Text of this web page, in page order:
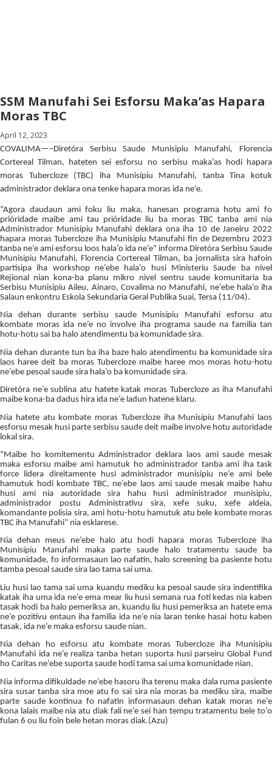
SSM Manufahi Sei Esforsu Maka’as Hapara
Moras TBC
April 12, 2023
COVALIMA—–Diretóra Serbisu Saude Munisipiu Manufahi, Florencia
Cortereal Tilman, hateten sei esforsu no serbisu maka’as hodi hapara
moras Tubercloze (TBC) iha Munisípiu Manufahi, tanba Tina kotuk
administrador deklara ona tenke hapara moras ida ne’e.
“Agora daudaun ami foku liu maka, hanesan programa hotu ami fo
prióridade maibe ami tau prióridade liu ba moras TBC tanba ami nia
Administrador Munisipiu Manufahi deklara ona iha 10 de Janeiru 2022
hapara moras Tubercloze iha Munisipiu Manufahi fin de Dezembru 2023
tanba ne’e ami esforsu loos hala’o ida ne’e” informa Diretóra Serbisu Saude
Munisipiu Manufahi, Florencia Cortereal Tilman, ba jornalista sira hafoin
partisipa iha workshop ne’ebe hala’o husi Ministeriu Saude ba nivel
Rejional nian kona-ba planu mikro nivel sentru saude komunitaria ba
Serbisu Munisipiu Aileu, Ainaro, Covalima no Manufahi, ne’ebe hala’o iha
Salaun enkontru Eskola Sekundaria Geral Publika Suai, Tersa (11/04).
Nia dehan durante serbisu saude Munisípiu Manufahi esforsu atu
kombate moras ida ne’e no involve iha programa saude na familia tan
hotu-hotu sai ba halo atendimentu ba komunidade sira.
Nia dehan durante tun ba iha baze halo atendimentu ba komunidade sira
laos haree deit ba moras Tubercloze maibe haree mos moras hotu-hotu
ne’ebe pesoal saude sira hala’o ba komunidade sira.
Diretóra ne’e sublina atu hatete katak moras Tubercloze as iha Manufahi
maibe kona-ba dadus hira ida ne’e ladun hatene klaru.
Nia hatete atu kombate moras Tubercloze iha Munisípiu Manufahi laos
esforsu mesak husi parte serbisu saude deit maibe involve hotu autoridade
lokal sira.
“Maibe ho komitementu Administrador deklara laos ami saude mesak
maka esforsu maibe ami hamutuk ho administrador tanba ami iha task
force lidera direitamente husi administrador munisipiu ne’e ami bele
hamutuk hodi kombate TBC, ne’ebe laos ami saude mesak maibe hahu
husi ami nia autoridade sira hahu husi administrador munisipiu,
administrador postu Administrativu sira, xefe suku, xefe aldeia,
komandante polisia sira, ami hotu-hotu hamutuk atu bele kombate moras
TBC iha Manufahi” nia esklarese.
Nia dehan meus ne’ebe halo atu hodi hapara moras Tubercloze iha
Munisípiu Manufahi maka parte saude halo tratamentu saude ba
komunidade, fo informasaun lao nafatin, halo screening ba pasiente hotu
tamba pesoal saude sira lao tama sai uma.
Liu husi lao tama sai uma kuandu mediku ka pesoal saude sira indentifika
katak iha uma ida ne’e ema mear liu husi semana rua foti kedas nia kaben
tasak hodi ba halo pemeriksa an, kuandu liu husi pemeriksa an hatete ema
ne’e pozitivu entaun iha familia ida ne’e nia laran tenke hasai hotu kaben
tasak, ida ne’e maka esforsu saude nian.
Nia dehan ho esforsu atu kombate moras Tubercloze iha Munisipiu
Manufahi ida ne’e realiza tanba hetan suporta husi parseiru Global Fund
ho Caritas ne’ebe suporta saude hodi tama sai uma komunidade nian.
Nia informa difikuldade ne’ebe hasoru iha terenu maka dala ruma pasiente
sira susar tanba sira moe atu fo sai sira nia moras ba mediku sira, maibe
parte saude kontinua fo nafatin informasaun dehan katak moras ne’e
kona lalais maibe nia atu diak fali ne’e sei han tempu tratamentu bele to’o
fulan 6 ou liu foin bele hetan moras diak.(Azu)